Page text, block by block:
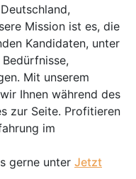
Mission ist es, die
Kandidaten, unter
Mit unserem
Ihnen während des
zur Seite. Profitieren
im
gerne unter Jetzt